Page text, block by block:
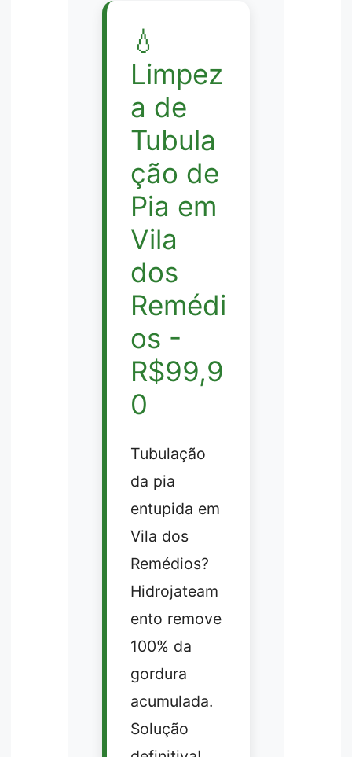
💧
Limpez
a de
Tubula
ção de
Pia em
Vila
dos
Remédi
os -
R$99,9
0
Tubulação
da pia
entupida em
Vila dos
Remédios?
Hidrojateam
ento remove
100% da
gordura
acumulada.
Solução